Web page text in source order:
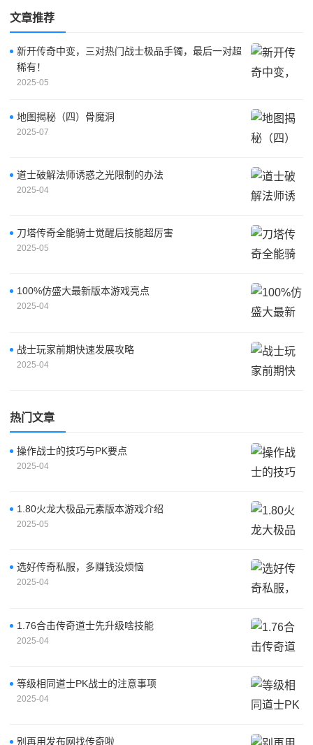
文章推荐
新开传奇中变，三对热门战士极品手镯，最后一对超
稀有！
2025-05
地图揭秘（四）骨魔洞
2025-07
道士破解法师诱惑之光限制的办法
2025-04
刀塔传奇全能骑士觉醒后技能超厉害
2025-05
100%仿盛大最新版本游戏亮点
2025-04
战士玩家前期快速发展攻略
2025-04
热门文章
操作战士的技巧与PK要点
2025-04
1.80火龙大极品元素版本游戏介绍
2025-05
选好传奇私服，多赚钱没烦恼
2025-04
1.76合击传奇道士先升级啥技能
2025-04
等级相同道士PK战士的注意事项
2025-04
别再用发布网找传奇啦